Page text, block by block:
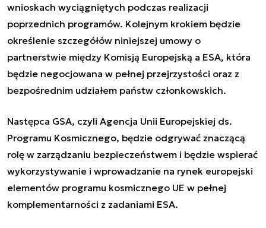
wnioskach wyciągniętych podczas realizacji
poprzednich programów. Kolejnym krokiem będzie
określenie szczegółów niniejszej umowy o
partnerstwie między Komisją Europejską a ESA, która
będzie negocjowana w pełnej przejrzystości oraz z
bezpośrednim udziałem państw członkowskich.
Następca GSA, czyli Agencja Unii Europejskiej ds.
Programu Kosmicznego, będzie odgrywać znaczącą
rolę w zarządzaniu bezpieczeństwem i będzie wspierać
wykorzystywanie i wprowadzanie na rynek europejski
elementów programu kosmicznego UE w pełnej
komplementarności z zadaniami ESA.